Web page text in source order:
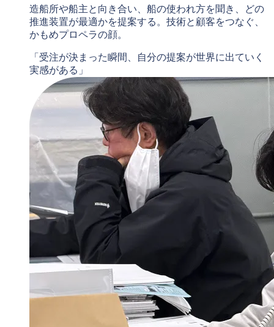
造船所や船主と向き合い、船の使われ方を聞き、どの
推進装置が最適かを提案する。技術と顧客をつなぐ、
かもめプロペラの顔。
「受注が決まった瞬間、自分の提案が世界に出ていく
実感がある」